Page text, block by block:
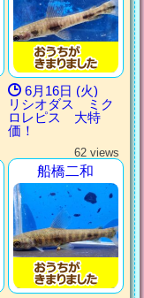
6月16日 (火)
リシオダス ミク
ロレピス 大特
価！
62 views
船橋二和